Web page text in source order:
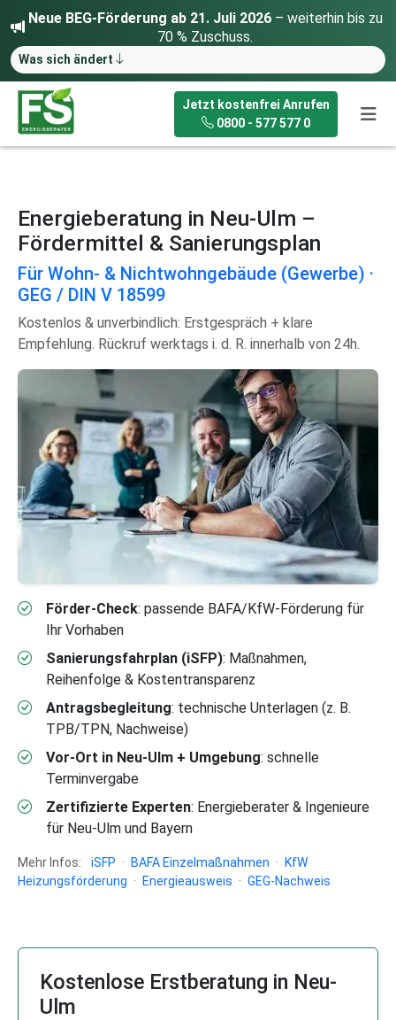
Neue BEG-Förderung ab 21. Juli 2026– weiterhin bis zu
70 % Zuschuss.
Was sich ändert
Jetzt kostenfrei Anrufen
0800 - 577 577 0
Energieberatung in Neu-Ulm –
Fördermittel & Sanierungsplan
Für Wohn- & Nichtwohngebäude (Gewerbe) ·
GEG / DIN V 18599
Kostenlos & unverbindlich: Erstgespräch + klare
Empfehlung. Rückruf werktags i. d. R. innerhalb von 24h.
Förder-Check: passende BAFA/KfW-Förderung für
Ihr Vorhaben
Sanierungsfahrplan (iSFP): Maßnahmen,
Reihenfolge & Kostentransparenz
Antragsbegleitung: technische Unterlagen (z. B.
TPB/TPN, Nachweise)
Vor-Ort in Neu-Ulm + Umgebung: schnelle
Terminvergabe
Zertifizierte Experten: Energieberater & Ingenieure
für Neu-Ulm und Bayern
Mehr Infos: iSFP · BAFA Einzelmaßnahmen ·
KfW
Heizungsförderung · Energieausweis · GEG-Nachweis
Kostenlose Erstberatung in Neu-
Ulm